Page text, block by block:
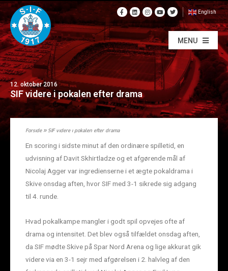
English
MENU
12. oktober 2016
SIF videre i pokalen efter drama
Forside»SIF videre i pokalen efter drama
En scoring i sidste minut af den ordinære spilletid, en
udvisning af Davit Skhirtladze og et afgørende mål af
Nicolaj Agger var ingredienserne i et ægte pokaldrama i
Skive onsdag aften, hvor SIF med 3-1 sikrede sig adgang
til 4. runde.
Hvad pokalkampe mangler i godt spil opvejes ofte af
drama og intensitet. Det blev også tilfældet onsdag aften,
da SIF mødte Skive på Spar Nord Arena og lige akkurat gik
videre via en 3-1 sejr med afgørelsen i 2. halvleg af den